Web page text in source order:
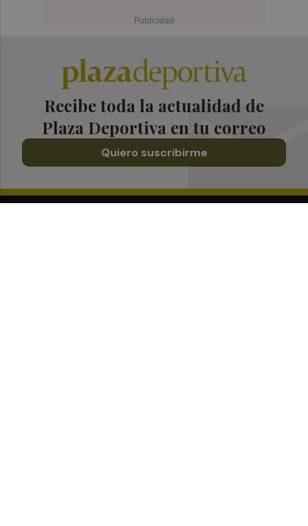
Recibe toda la actualidad de
Plaza Deportiva en tu correo
Quiero suscribirme